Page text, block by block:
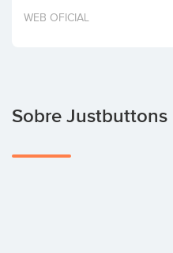
Invertir
WEB OFICIAL
Sobre Justbuttons